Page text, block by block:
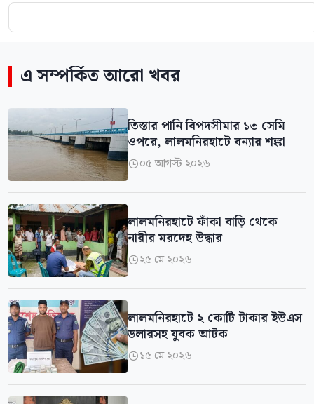
এ সম্পর্কিত আরো খবর
তিস্তার পানি বিপদসীমার ১৩ সেমি
ওপরে, লালমনিরহাটে বন্যার শঙ্কা
০৫ আগস্ট ২০২৬
লালমনিরহাটে ফাঁকা বাড়ি থেকে
নারীর মরদেহ উদ্ধার
২৫ মে ২০২৬
লালমনিরহাটে ২ কোটি টাকার ইউএস
ডলারসহ যুবক আটক
১৫ মে ২০২৬